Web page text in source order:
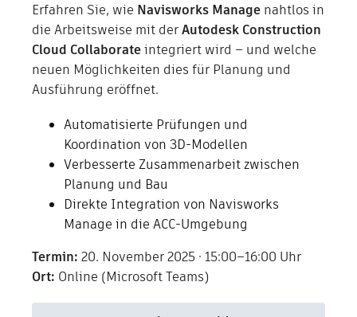
Erfahren Sie, wie Navisworks Manage nahtlos in
die Arbeitsweise mit derAutodesk Construction
Cloud Collaborateintegriert wird – und welche
neuen Möglichkeiten dies für Planung und
Ausführung eröffnet.
Automatisierte Prüfungen und
Koordination von 3D-Modellen
Verbesserte Zusammenarbeit zwischen
Planung und Bau
Direkte Integration von Navisworks
Manage in die ACC-Umgebung
Termin: 20. November 2025 · 15:00–16:00 Uhr
Ort: Online (Microsoft Teams)